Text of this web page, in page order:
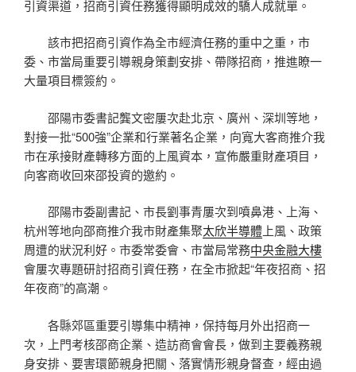
引資渠道，招商引資任務獲得顯明成效的驕人成就單。
該市把招商引資作為全市經濟任務的重中之重，市
委、市當局重要引導親身策劃安排、帶隊招商，推進瞭一
大量項目標簽約。
邵陽市委書記龔文密屢次赴北京、廣州、深圳等地，
對接一批“500強”企業和行業著名企業，向寬大客商推介我
市在承接財產轉移方面的上風資本，宣佈嚴重財產項目，
向客商收回來邵投資的邀約。
邵陽市委副書記、市長劉事青屢次到噴鼻港、上海、
杭州等地向邵商推介我市財產集聚太欣半導體 上風、政策
周遭的狀況利好。市委常委會、市當局常務中央金融大樓
會屢次專題研討招商引資任務，在全市掀起“年夜招商、招
年夜商”的高潮。
各縣郊區重要引導集中精神，保持每月外出招商一
次，上門考核邵商企業、造訪商會會長，做到主要義務親
身安排、要害環節親身把關、落實情形親身督查，經由過